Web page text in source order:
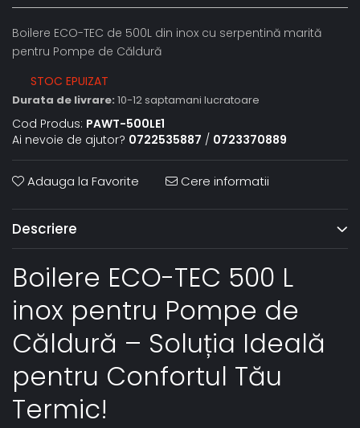
Boilere ECO-TEC de 500L din inox cu serpentină marită
pentru Pompe de Căldură
STOC EPUIZAT
Durata de livrare: 10-12 saptamani lucratoare
Cod Produs: PAWT-500LE1
Ai nevoie de ajutor? 0722535887 / 0723370889
Adauga la Favorite Cere informatii
Descriere
Boilere ECO-TEC 500 L
inox pentru Pompe de
Căldură – Soluția Ideală
pentru Confortul Tău
Termic!